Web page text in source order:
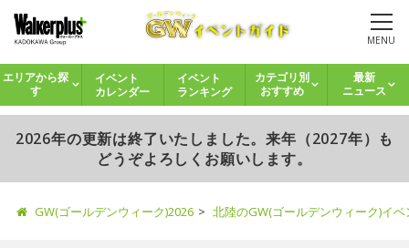
MENU
エリアから探
す
イベント
カレンダー
イベント
ランキング
カテゴリ別
おすすめ
最新
ニュース
2026年の更新は終了いたしました。来年（2027年）も
どうぞよろしくお願いします。
GW(ゴールデンウィーク)2026 北陸のGW(ゴールデンウィーク)イ